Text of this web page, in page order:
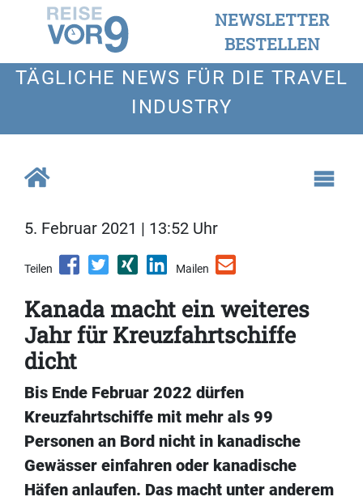
NEWSLETTER
BESTELLEN
TÄGLICHE NEWS FÜR DIE TRAVEL
INDUSTRY
5. Februar 2021 | 13:52 Uhr
Teilen Mailen
Kanada macht ein weiteres
Jahr für Kreuzfahrtschiffe
dicht
Bis Ende Februar 2022 dürfen
Kreuzfahrtschiffe mit mehr als 99
Personen an Bord nicht in kanadische
Gewässer einfahren oder kanadische
Häfen anlaufen. Das macht unter anderem